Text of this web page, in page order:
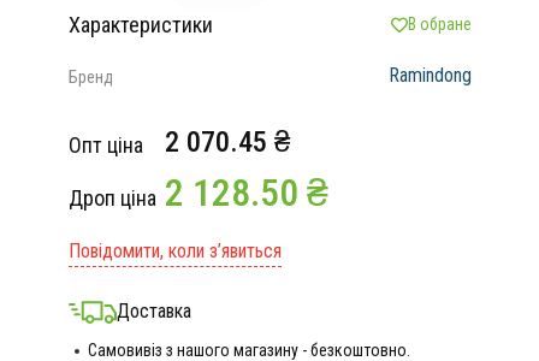
Характеристики В обране
Бренд Ramindong
Опт ціна 2 070.45 ₴
Дроп ціна 2 128.50 ₴
Повідомити, коли з’явиться
Доставка
Самовивіз з нашого магазину - безкоштовно.